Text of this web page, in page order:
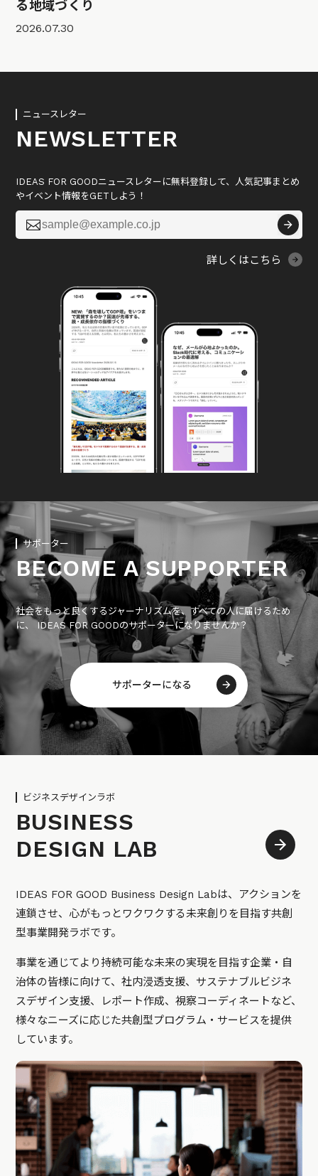
る地域づくり
2026.07.30
ニュースレター
NEWSLETTER
IDEAS FOR GOODニュースレターに無料登録して、人気記事まとめ
やイベント情報をGETしよう！

詳しくはこちら
サポーター
BECOME A SUPPORTER
社会をもっと良くするジャーナリズムを、すべての人に届けるため
に、 IDEAS FOR GOODのサポーターになりませんか？
サポーターになる
ビジネスデザインラボ
BUSINESS
DESIGN LAB
IDEAS FOR GOOD Business Design Labは、アクションを
連鎖させ、心がもっとワクワクする未来創りを目指す共創
型事業開発ラボです。
事業を通じてより持続可能な未来の実現を目指す企業・自
治体の皆様に向けて、社内浸透支援、サステナブルビジネ
スデザイン支援、レポート作成、視察コーディネートなど、
様々なニーズに応じた共創型プログラム・サービスを提供
しています。